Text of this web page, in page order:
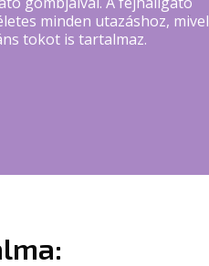
minden utazáshoz, mivel
tokot is tartalmaz.